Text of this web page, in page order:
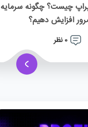
چیست؟ چگونه سرمایه
افزایش دهیم؟
0 نظر